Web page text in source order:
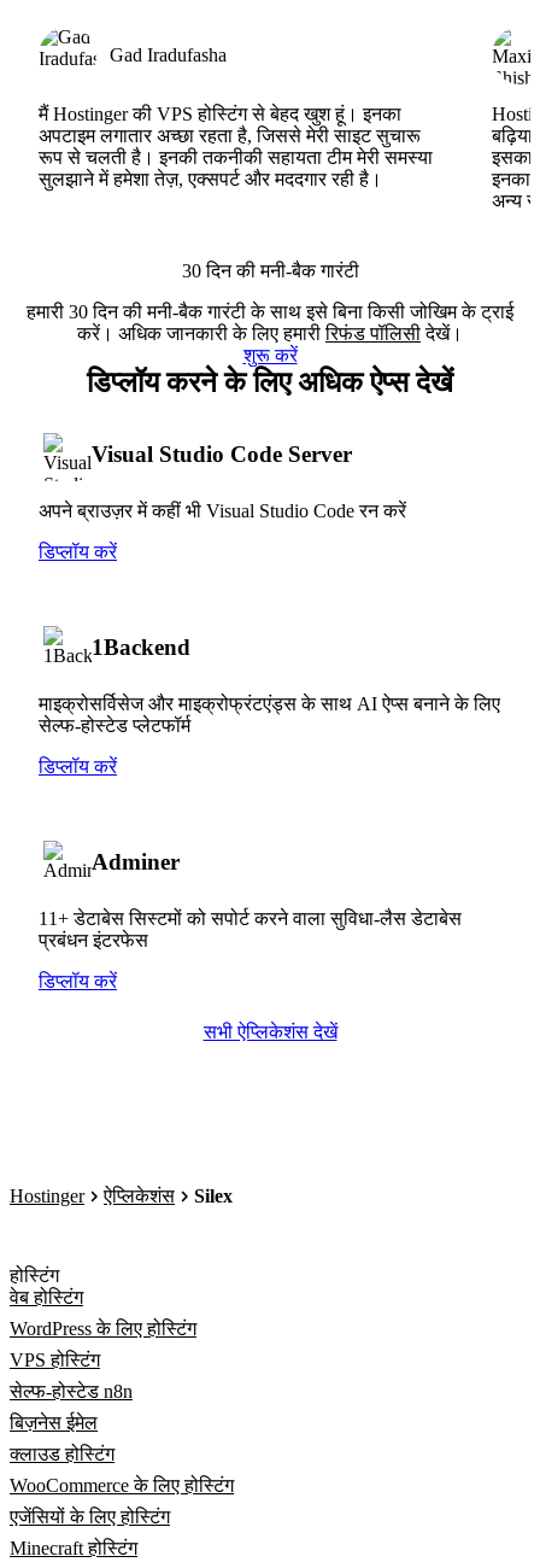
Gad Iradufasha
मैं Hostinger की VPS होस्टिंग से बेहद खुश हूं। इनका
अपटाइम लगातार अच्छा रहता है, जिससे मेरी साइट सुचारू
रूप से चलती है। इनकी तकनीकी सहायता टीम मेरी समस्या
सुलझाने में हमेशा तेज़, एक्सपर्ट और मददगार रही है।
इसका
इनका
अन्य
30 दिन की मनी-बैक गारंटी
हमारी 30 दिन की मनी-बैक गारंटी के साथ इसे बिना किसी जोखिम के ट्राई
करें। अधिक जानकारी के लिए हमारीरिफंड पॉलिसीदेखें।
शुरू करें
डिप्लॉय करने के लिए अधिक ऐप्स देखें
Visual Studio Code Server
अपने ब्राउज़र में कहीं भी Visual Studio Code रन करें
डिप्लॉय करें
1Backend
माइक्रोसर्विसेज और माइक्रोफ्रंटएंड्स के साथ AI ऐप्स बनाने के लिए
सेल्फ-होस्टेड प्लेटफॉर्म
डिप्लॉय करें
Adminer
11+ डेटाबेस सिस्टमों को सपोर्ट करने वाला सुविधा-लैस डेटाबेस
प्रबंधन इंटरफेस
डिप्लॉय करें
सभी ऐप्लिकेशंस देखें
Hostinger ऐप्लिकेशंस Silex
होस्टिंग
वेब होस्टिंग
WordPress के लिए होस्टिंग
VPS होस्टिंग
सेल्फ-होस्टेड n8n
बिज़नेस ईमेल
क्लाउड होस्टिंग
WooCommerce के लिए होस्टिंग
एजेंसियों के लिए होस्टिंग
Minecraft होस्टिंग